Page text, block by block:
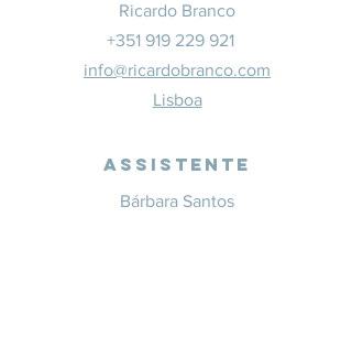
Ricardo Branco
+351 919 229 921
info@ricardobranco.com
Lisboa
Assistente
Bárbara Santos